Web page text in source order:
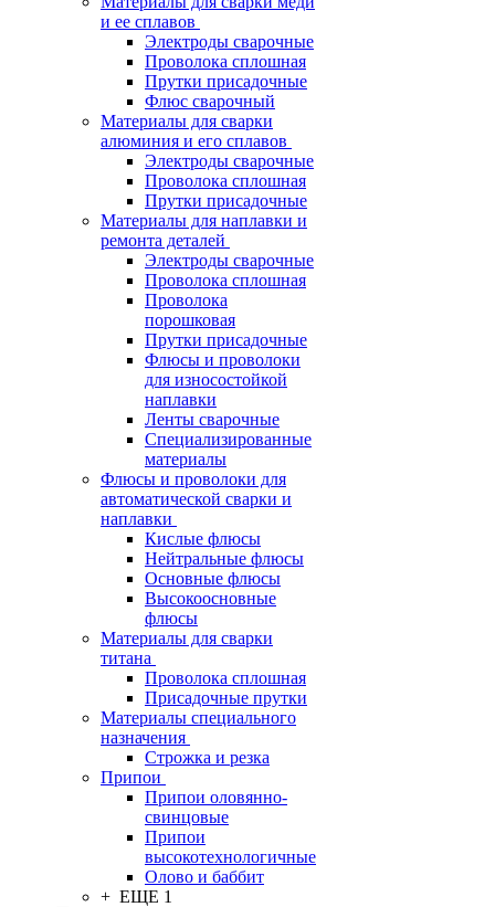
и ее сплавов
Электроды сварочные
Проволока сплошная
Прутки присадочные
Флюс сварочный
Материалы для сварки
алюминия и его сплавов
Электроды сварочные
Проволока сплошная
Прутки присадочные
Материалы для наплавки и
ремонта деталей
Электроды сварочные
Проволока сплошная
Проволока
порошковая
Прутки присадочные
Флюсы и проволоки
для износостойкой
наплавки
Ленты сварочные
Специализированные
материалы
Флюсы и проволоки для
автоматической сварки и
наплавки
Кислые флюсы
Нейтральные флюсы
Основные флюсы
Высокоосновные
флюсы
Материалы для сварки
титана
Проволока сплошная
Присадочные прутки
Материалы специального
назначения
Строжка и резка
Припои
Припои оловянно-
свинцовые
Припои
высокотехнологичные
Олово и баббит
+ ЕЩЕ 1